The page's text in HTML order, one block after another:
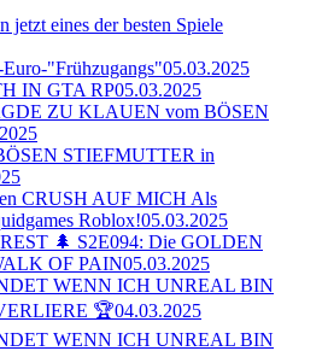
jetzt eines der besten Spiele
"Frühzugangs"05.03.2025
IN GTA RP05.03.2025
ZU KLAUEN vom BÖSEN
STIEFMUTTER in
CRUSH AUF MICH Als
Roblox!05.03.2025
🌲 S2E094: Die GOLDEN
OF PAIN05.03.2025
WENN ICH UNREAL BIN
🏆04.03.2025
WENN ICH UNREAL BIN